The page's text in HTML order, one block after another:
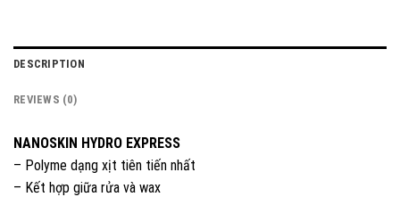
DESCRIPTION
REVIEWS (0)
NANOSKIN HYDRO EXPRESS
– Polyme dạng xịt tiên tiến nhất
– Kết hợp giữa rửa và wax